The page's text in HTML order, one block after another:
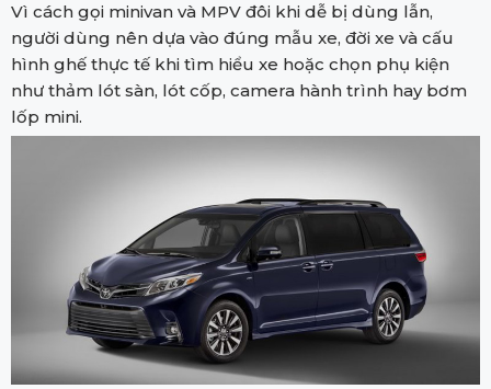
Vì cách gọi minivan và MPV đôi khi dễ bị dùng lẫn,
người dùng nên dựa vào đúng mẫu xe, đời xe và cấu
hình ghế thực tế khi tìm hiểu xe hoặc chọn phụ kiện
như thảm lót sàn, lót cốp, camera hành trình hay bơm
lốp mini.